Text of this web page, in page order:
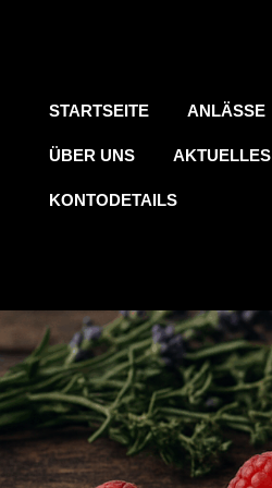
STARTSEITE ANLÄSSE
ÜBER UNS AKTUELLES
KONTODETAILS